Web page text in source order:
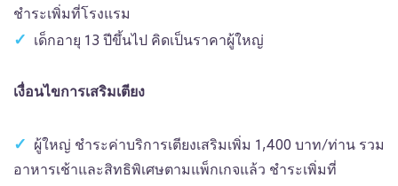
ชำระเพิ่มที่โรงแรม
เด็กอายุ 13 ปีขึ้นไป คิดเป็นราคาผู้ใหญ่
เงื่อนไขการเสริมเตียง
ผู้ใหญ่ ชำระค่าบริการเตียงเสริมเพิ่ม 1,400 บาท/ท่าน รวม
อาหารเช้าและสิทธิพิเศษตามแพ็กเกจแล้ว ชำระเพิ่มที่